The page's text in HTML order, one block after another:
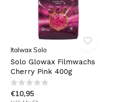
Italwax Solo
Solo Glowax Filmwachs
Cherry Pink 400g
€10,95